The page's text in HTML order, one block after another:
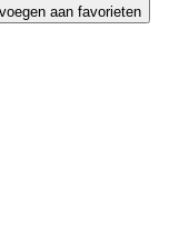
aan favorieten